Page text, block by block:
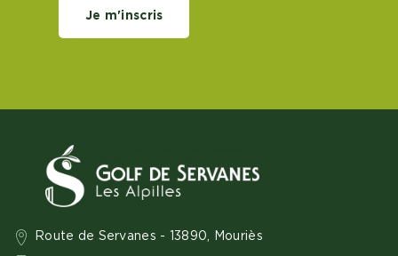
Route de Servanes - 13890, Mouriès
Je m'inscris